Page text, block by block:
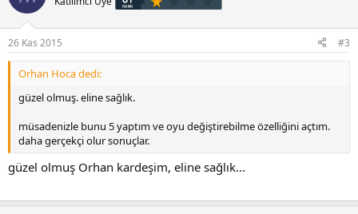
26 Kas 2015 #3
Orhan Hoca dedi:
güzel olmuş. eline sağlık.
müsadenizle bunu 5 yaptım ve oyu değiştirebilme özelliğini açtım.
daha gerçekçi olur sonuçlar.
güzel olmuş Orhan kardeşim, eline sağlık...